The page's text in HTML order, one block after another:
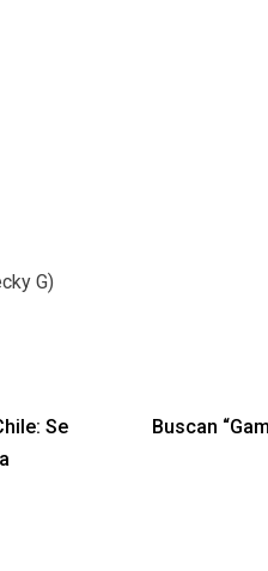
G)
Se
Buscan